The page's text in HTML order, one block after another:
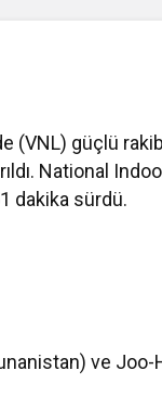
(VNL) güçlü
National
dakika sürdü.
ve Joo-